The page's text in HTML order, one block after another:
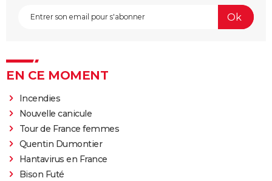
EN CE MOMENT
Incendies
Nouvelle canicule
Tour de France femmes
Quentin Dumontier
Hantavirus en France
Bison Futé